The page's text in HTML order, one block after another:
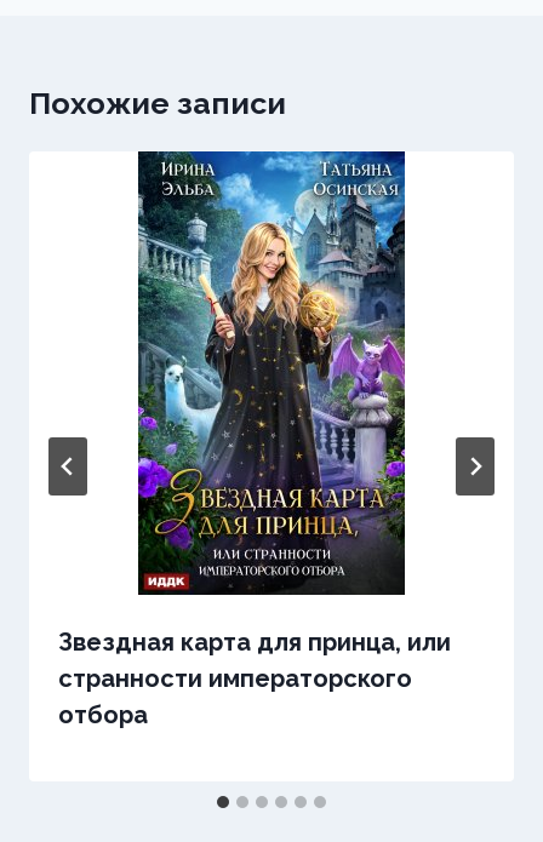
Похожие записи
Звездная карта для принца, или
странности императорского
отбора